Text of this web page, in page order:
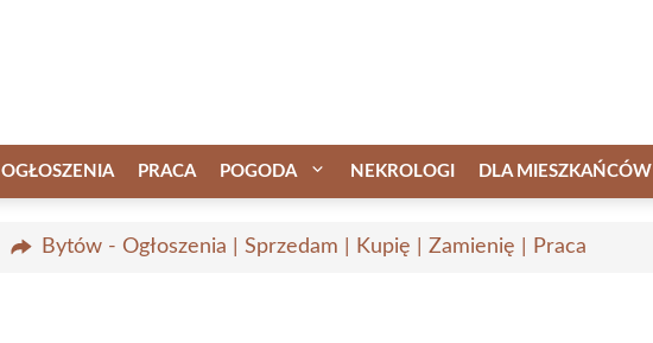
OGŁOSZENIA PRACA POGODA NEKROLOGI DLA MIESZKAŃCÓW
Bytów - Ogłoszenia | Sprzedam | Kupię | Zamienię | Praca